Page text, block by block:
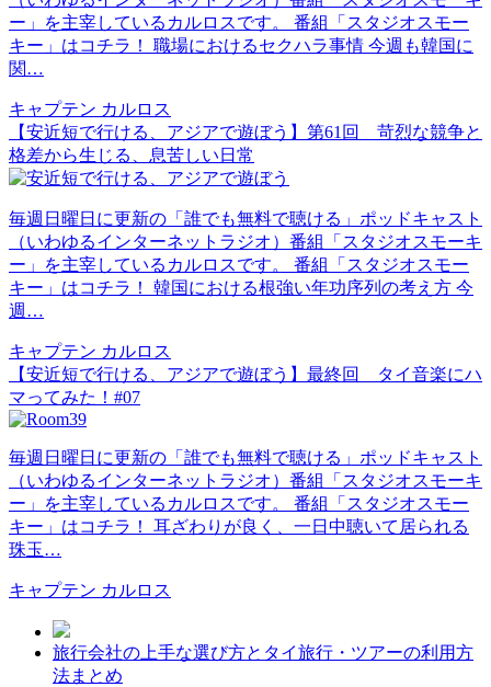
ー」を主宰しているカルロスです。 番組「スタジオスモー
キー」はコチラ！ 職場におけるセクハラ事情 今週も韓国に
関…
キャプテン カルロス
【安近短で行ける、アジアで遊ぼう】第61回 苛烈な競争と
格差から生じる、息苦しい日常
毎週日曜日に更新の「誰でも無料で聴ける」ポッドキャスト
（いわゆるインターネットラジオ）番組「スタジオスモーキ
ー」を主宰しているカルロスです。 番組「スタジオスモー
キー」はコチラ！ 韓国における根強い年功序列の考え方 今
週…
キャプテン カルロス
【安近短で行ける、アジアで遊ぼう】最終回 タイ音楽にハ
マってみた！#07
毎週日曜日に更新の「誰でも無料で聴ける」ポッドキャスト
（いわゆるインターネットラジオ）番組「スタジオスモーキ
ー」を主宰しているカルロスです。 番組「スタジオスモー
キー」はコチラ！ 耳ざわりが良く、一日中聴いて居られる
珠玉…
キャプテン カルロス
旅行会社の上手な選び方とタイ旅行・ツアーの利用方
法まとめ